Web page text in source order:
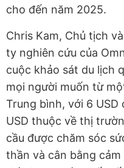
cho đến năm 2025.
Chris Kam, Chủ tịch
ty nghiên cứu của
cuộc khảo sát du lịch
mọi người muốn từ
Trung bình, với 6 USD
USD thuộc về thị
cầu được chăm sóc
thần và cân bằng